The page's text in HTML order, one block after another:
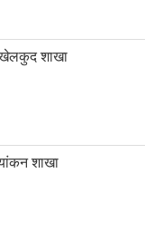
खेलकुद शाखा
शाखा